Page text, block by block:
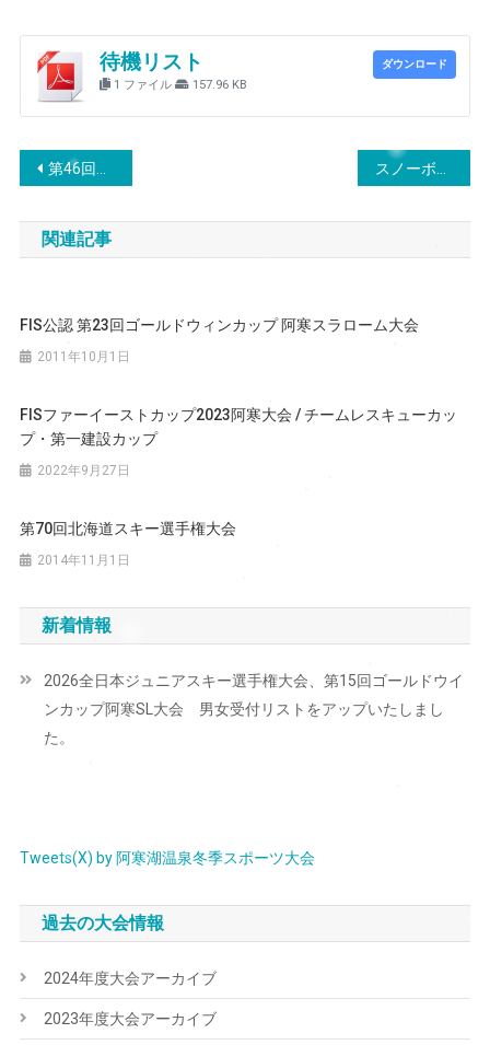
待機リスト
1 ファイル 157.96 KB
ダウンロード
投
稿
ナ
ゲ
シ
ョ
ン
第46回北海道スポーツ少年団スピードスケート競技大会の男女エントリーリストをアップいたしました。
関連記事
FIS公認 第23回ゴールドウィンカップ 阿寒スラローム大会
2011年10月1日
FISファーイーストカップ2023阿寒大会 / チームレスキューカッ
プ・第一建設カップ
2022年9月27日
第70回北海道スキー選手権大会
2014年11月1日
新着情報
2026全日本ジュニアスキー選手権大会、第15回ゴールドウイ
ンカップ阿寒SL大会 男女受付リストをアップいたしまし
た。
Tweets(X) by 阿寒湖温泉冬季スポーツ大会
過去の大会情報
2024年度大会アーカイブ
2023年度大会アーカイブ